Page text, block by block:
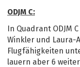
ODJM C:
In Quadrant ODJM
Winkler und Laura-
Flugfähigkeiten
lauern aber 6